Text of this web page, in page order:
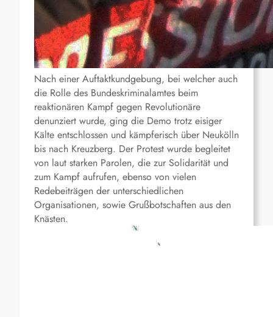
Nach einer Auftaktkundgebung, bei welcher auch
die Rolle des Bundeskriminalamtes beim
reaktionären Kampf gegen Revolutionäre
denunziert wurde, ging die Demo trotz eisiger
Kälte entschlossen und kämpferisch über Neukölln
bis nach Kreuzberg. Der Protest wurde begleitet
von laut starken Parolen, die zur Solidarität und
zum Kampf aufrufen, ebenso von vielen
Redebeiträgen der unterschiedlichen
Organisationen, sowie Grußbotschaften aus den
Knästen.